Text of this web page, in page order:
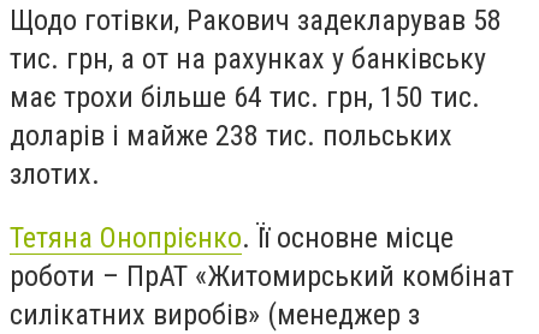
Щодо готівки, Ракович задекларував 58
тис. грн, а от на рахунках у банківську
має трохи більше 64 тис. грн, 150 тис.
доларів і майже 238 тис. польських
злотих.
Тетяна Онопрієнко. Її основне місце
роботи – ПрАТ «Житомирський комбінат
силікатних виробів» (менеджер з